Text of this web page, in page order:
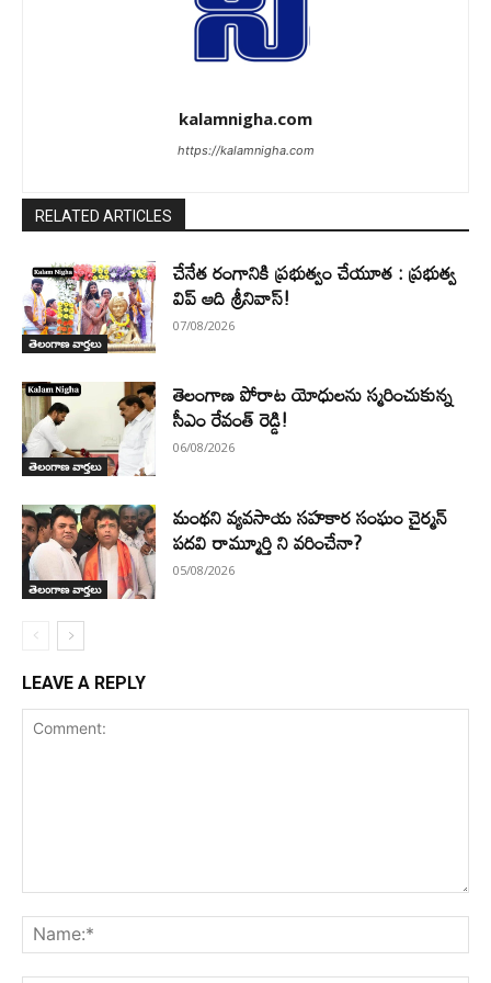
kalamnigha.com
https://kalamnigha.com
RELATED ARTICLES
తెలంగాణ వార్తలు
చేనేత రంగానికి ప్రభుత్వం చేయూత : ప్రభుత్వ
విప్ ఆది శ్రీనివాస్!
07/08/2026
తెలంగాణ వార్తలు
తెలంగాణ పోరాట యోధులను స్మరించుకున్న
సీఎం రేవంత్ రెడ్డి!
06/08/2026
తెలంగాణ వార్తలు
మంథని వ్యవసాయ సహకార సంఘం చైర్మన్
పదవి రామ్మూర్తి ని వరించేనా?
05/08/2026
LEAVE A REPLY